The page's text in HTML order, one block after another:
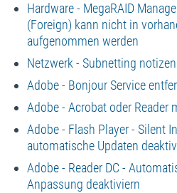
Hardware - MegaRAID
(Foreign) kann nicht in
aufgenommen werden
Netzwerk - Subnetting notizen
Adobe - Bonjour Service
Adobe - Acrobat oder Reader
Adobe - Flash Player - Silent
automatische Updaten
Adobe - Reader DC -
Anpassung deaktiviern